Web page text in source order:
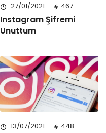
27/01/2021 467
Instagram Şifremi
Unuttum
13/07/2021 448